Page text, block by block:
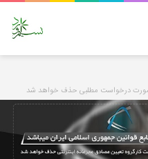
صورت درخواست مطلبی حذف خواهد شد